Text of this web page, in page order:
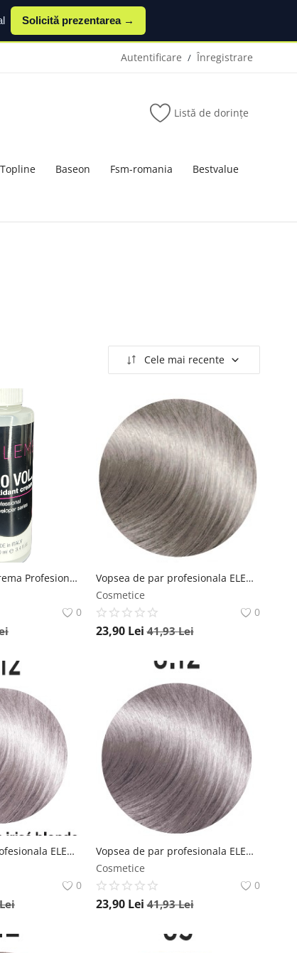
Solicită prezentarea →
Autentificare / Înregistrare
Listă de dorințe
Topline Baseon Fsm-romania Bestvalue
Cele mai recente
Oxidant de Par Crema Profesionala ELEMENT 6% 20 Vol 100ml Element
0
Vopsea de par profesionala ELEMENT 12.11 Very Light Super Intense Ash Platinum 100ml Element
Cosmetice
0
23,90 Lei 41,93Lei
Vopsea de par profesionala ELEMENT 9.12 Very Light Ash Irise Blonde 100ml Element
0
Lei
Vopsea de par profesionala ELEMENT 8.12 Light Ash Irise Blonde 100ml Element
Cosmetice
0
23,90 Lei 41,93Lei